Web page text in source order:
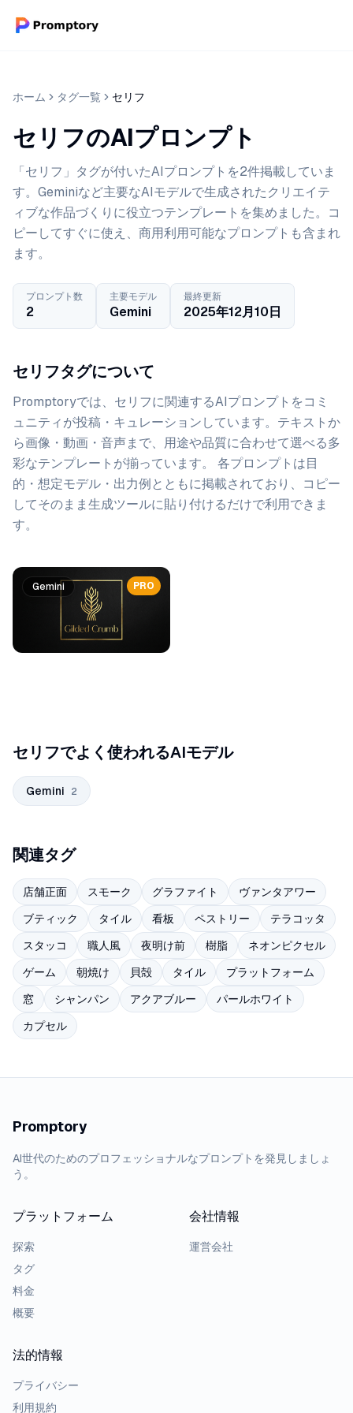
ホーム タグ一覧 セリフ
セリフのAIプロンプト
「セリフ」タグが付いたAIプロンプトを2件掲載していま
す。Geminiなど主要なAIモデルで生成されたクリエイテ
ィブな作品づくりに役立つテンプレートを集めました。コ
ピーしてすぐに使え、商用利用可能なプロンプトも含まれ
ます。
プロンプト数
2
主要モデル
Gemini
最終更新
2025年12月10日
セリフタグについて
Promptoryでは、 セリフに関連するAIプロンプトをコミ
ュニティが投稿・キュレーションしています。 テキストか
ら画像・動画・音声まで、用途や品質に合わせて選べる多
彩なテンプレートが揃っています。 各プロンプトは目
的・想定モデル・出力例とともに掲載されており、コピー
してそのまま生成ツールに貼り付けるだけで利用できま
す。
プロンプト一覧
PRO
Gemini
セリフでよく使われるAIモデル
Gemini 2
関連タグ
店舗正面 スモーク グラファイト
ヴァンタアワー
ブティック
タイル 看板 ペストリー
テラコッタ
スタッコ
職人風 夜明け前 樹脂
ネオンピクセル
ゲーム
朝焼け 貝殻 タイル
プラットフォーム
窓
シャンパン アクアブルー
パールホワイト
カプセル
Promptory
AI世代のためのプロフェッショナルなプロンプトを発見しましょ
う。
プラットフォーム
探索
タグ
料金
概要
会社情報
運営会社
法的情報
プライバシー
利用規約